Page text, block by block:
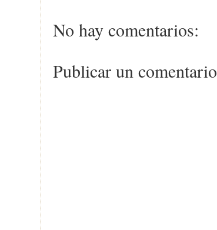
No hay comentarios:
Publicar un comentario